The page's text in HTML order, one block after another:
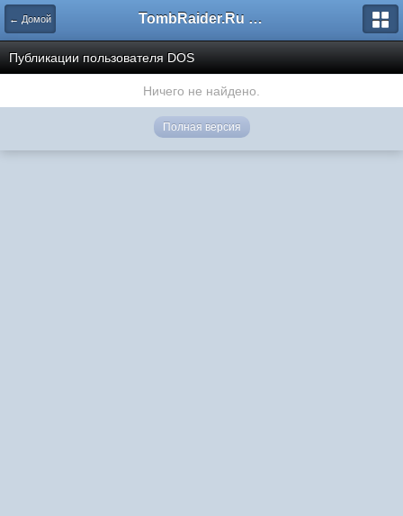
← Домой TombRaider.Ru - Форумы
Публикации пользователя DOS
Ничего не найдено.
Полная версия